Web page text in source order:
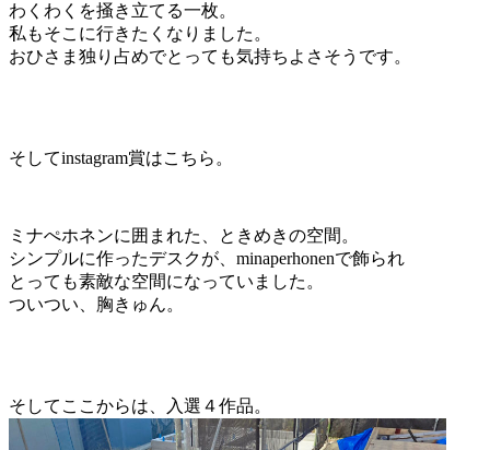
わくわくを掻き立てる一枚。
私もそこに行きたくなりました。
おひさま独り占めでとっても気持ちよさそうです。
そしてinstagram賞はこちら。
ミナぺホネンに囲まれた、ときめきの空間。
シンプルに作ったデスクが、minaperhonenで飾られ
とっても素敵な空間になっていました。
ついつい、胸きゅん。
そしてここからは、入選４作品。